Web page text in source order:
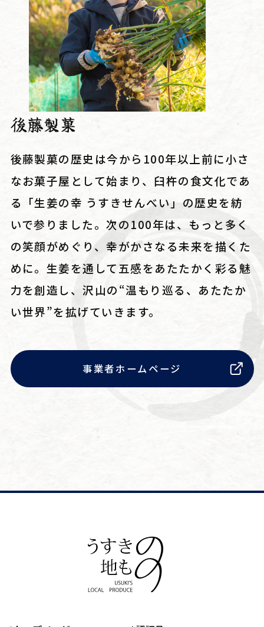
後藤製菓
後藤製菓の歴史は今から100年以上前に小さ
なお菓子屋として始まり、臼杵の食文化であ
る「生姜の幸 うすきせんべい」の歴史を紡
いで参りました。次の100年は、もっと多く
の笑顔がめぐり、幸がかさなる未来を描くた
めに。生姜を通して五感をあたたかく彩る魅
力を創造し、沢山の“温もり巡る、あたたか
い世界”を拡げていきます。
事業者ホームページ